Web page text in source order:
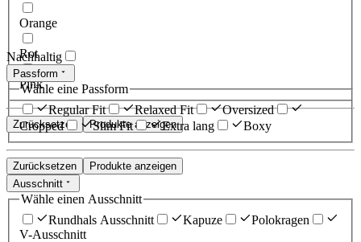
Orange
Rot
Pink
Zurücksetzen Produkte anzeigen
Nachhaltig
Passform
Wähle eine Passform
Regular Fit
Relaxed Fit
Oversized
Cropped
Slim Fit Extra lang Boxy
Zurücksetzen
Produkte anzeigen
Ausschnitt
Wähle einen Ausschnitt
Rundhals Ausschnitt
Kapuze
Polokragen
V-Ausschnitt